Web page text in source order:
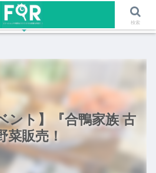
のワクワクする情報を発信！！
ント】『合鴨家族 古
菜販売！
検索